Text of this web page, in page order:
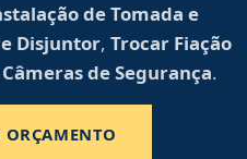
de Tomada e
Disjuntor, Trocar Fiação
de Segurança.
ORÇAMENTO